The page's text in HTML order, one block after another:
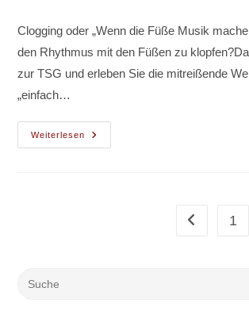
Clogging oder „Wenn die Füße Musik
den Rhythmus mit den Füßen zu
zur TSG und erleben Sie die mitreißende
„einfach…
Weiterlesen Clogging
Gehe zur1